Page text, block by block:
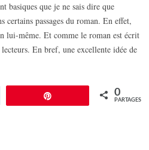
basiques que je ne sais dire que
passages du roman. En effet,
lui-même. Et comme le roman est écrit
En bref, une excellente idée de
0
PARTAGES